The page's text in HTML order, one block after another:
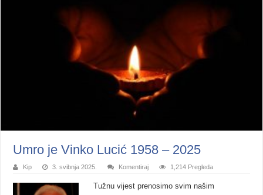
Umro je Vinko Lucić 1958 – 2025
Kip 3. svibnja 2025. Komentiraj 1,214 Pregleda
Tužnu vijest prenosimo svim našim